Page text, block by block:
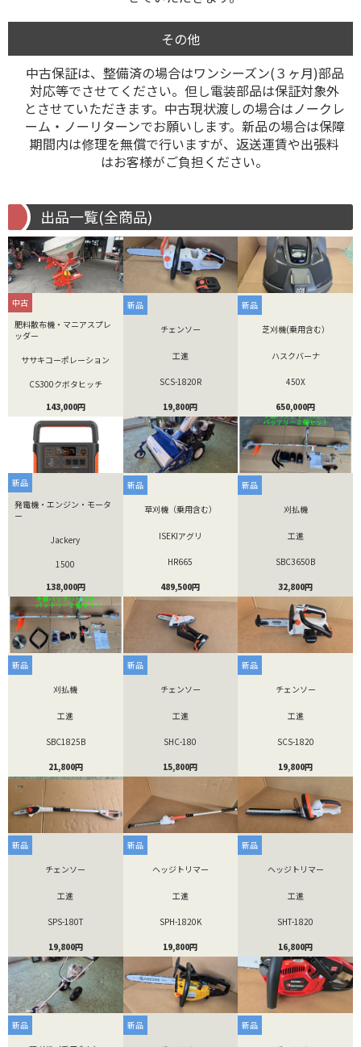
その他
中古保証は、整備済の場合はワンシーズン(３ヶ月)部品
対応等でさせてください。但し電装部品は保証対象外
とさせていただきます。中古現状渡しの場合はノークレ
ーム・ノーリターンでお願いします。新品の場合は保障
期間内は修理を無償で行いますが、返送運賃や出張料
はお客様がご負担ください。
出品一覧(全商品)
中古
肥料散布機・マニアスプレ
ッダー
ササキコーポレーション
CS300クボタヒッチ
143,000円
新品
チェンソー
工進
SCS-1820R
19,800円
新品
芝刈機(乗用含む）
ハスクバーナ
450X
650,000円
新品
発電機・エンジン・モータ
ー
Jackery
1500
138,000円
新品
草刈機（乗用含む）
ISEKIアグリ
HR665
489,500円
新品
刈払機
工進
SBC3650B
32,800円
新品
刈払機
工進
SBC1825B
21,800円
新品
チェンソー
工進
SHC-180
15,800円
新品
チェンソー
工進
SCS-1820
19,800円
新品
チェンソー
工進
SPS-180T
19,800円
新品
ヘッジトリマー
工進
SPH-1820K
19,800円
新品
ヘッジトリマー
工進
SHT-1820
16,800円
新品
新品
新品